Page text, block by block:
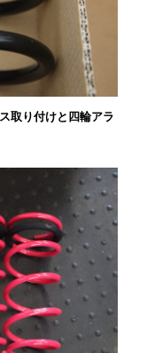
取り付けと四輪アラ